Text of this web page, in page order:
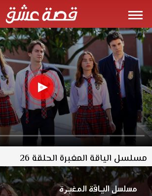
مسلسل الياقة المغبرة الحلقة 26
مسلسل الياقة المغبرة